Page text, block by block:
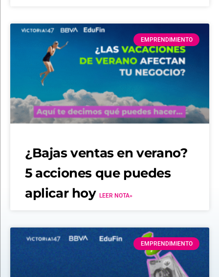
EMPRENDIMIENTO
¿Bajas ventas en verano?
5 acciones que puedes
aplicar hoyLEER NOTA»
EMPRENDIMIENTO